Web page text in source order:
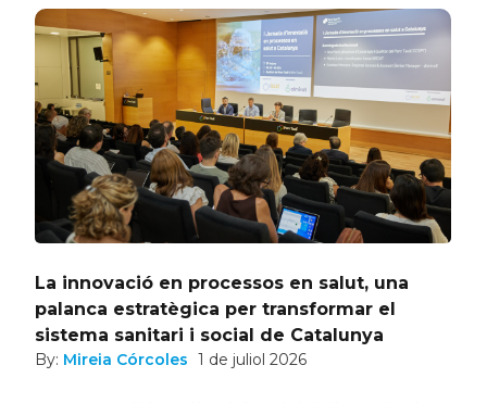
La innovació en processos en salut, una
palanca estratègica per transformar el
sistema sanitari i social de Catalunya
By: Mireia Córcoles 1 de juliol 2026